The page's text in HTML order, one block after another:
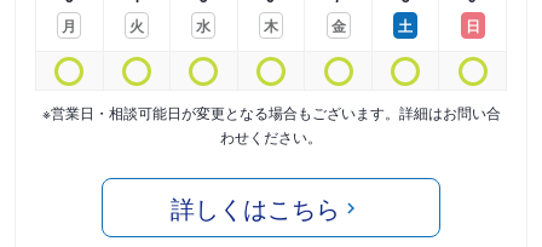
月
火
水
木
金
土
日
※営業日・相談可能日が変更となる場合もございます。詳細はお問い合
わせください。
詳しくはこちら